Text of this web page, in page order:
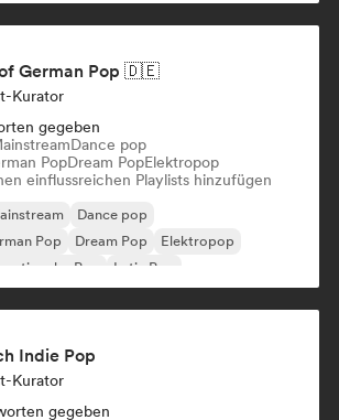
German Pop 🇩🇪
Kurator
gegeben
Dance pop
PopDream PopElektropop
einflussreichen Playlists hinzufügen
Dance pop
Pop
Dream Pop
Elektropop
Pop Latin Pop
Indie Pop
Kurator
gegeben